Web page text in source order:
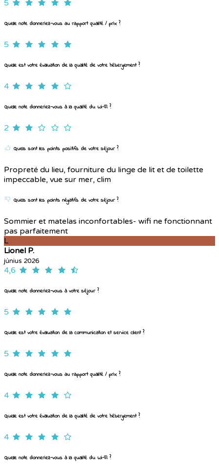
5
Quelle note donneriez-vous au rapport qualité / prix ?
5
Quelle est votre évaluation de la qualité de votre hébergement ?
4
Quelle note donneriez-vous à la qualité du Wi-Fi ?
2
Quels sont les points positifs de votre séjour ?
Propreté du lieu, fourniture du linge de lit et de toilette
impeccable, vue sur mer, clim
Quels sont les points négatifs de votre séjour ?
Sommier et matelas inconfortables- wifi ne fonctionnant
pas parfaitement
L
Lionel P.
június 2026
4,6
Quelle note donneriez-vous à votre séjour ?
5
Quelle est votre évaluation de la communication et service client ?
5
Quelle note donneriez-vous au rapport qualité / prix ?
4
Quelle est votre évaluation de la qualité de votre hébergement ?
4
Quelle note donneriez-vous à la qualité du Wi-Fi ?